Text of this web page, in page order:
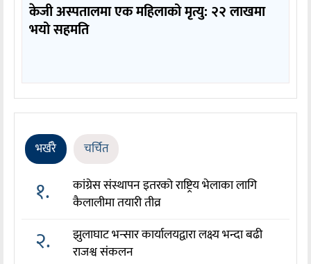
केजी अस्पतालमा एक महिलाको मृत्यु: २२ लाखमा
भयो सहमति
भर्खरै चर्चित
१.
कांग्रेस संस्थापन इतरको राष्ट्रिय भेलाका लागि
कैलालीमा तयारी तीव्र
२.
झुलाघाट भन्सार कार्यालयद्वारा लक्ष्य भन्दा बढी
राजश्व संकलन